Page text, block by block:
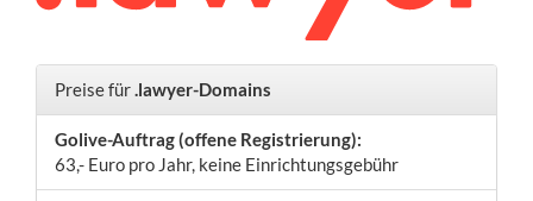
Preise für.lawyer-Domains
Golive-Auftrag (offene Registrierung):
63,- Euro pro Jahr, keine Einrichtungsgebühr